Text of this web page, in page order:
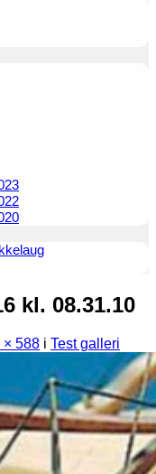
kl. 08.31.10
× 588 i Test galleri